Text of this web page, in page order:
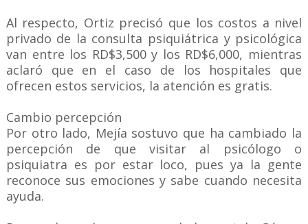
Al respecto, Ortiz precisó que los costos a nivel
privado de la consulta psiquiátrica y psicológica
van entre los RD$3,500 y los RD$6,000, mientras
aclaró que en el caso de los hospitales que
ofrecen estos servicios, la atención es gratis.
Cambio percepción
Por otro lado, Mejía sostuvo que ha cambiado la
percepción de que visitar al psicólogo o
psiquiatra es por estar loco, pues ya la gente
reconoce sus emociones y sabe cuando necesita
ayuda.